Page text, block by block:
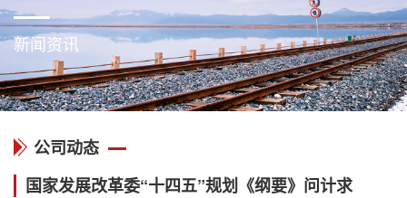
新闻资讯
公司动态
国家发展改革委“十四五”规划《纲要》问计求